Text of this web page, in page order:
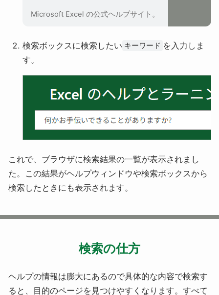
Microsoft Excel の公式ヘルプサイト。
検索ボックスに検索したい キーワード を入力しま
す。
これで、ブラウザに検索結果の一覧が表示されまし
た。この結果がヘルプウィンドウや検索ボックスから
検索したときにも表示されます。
検索の仕方
ヘルプの情報は膨大にあるので具体的な内容で検索す
ると、目的のページを見つけやすくなります。すべて